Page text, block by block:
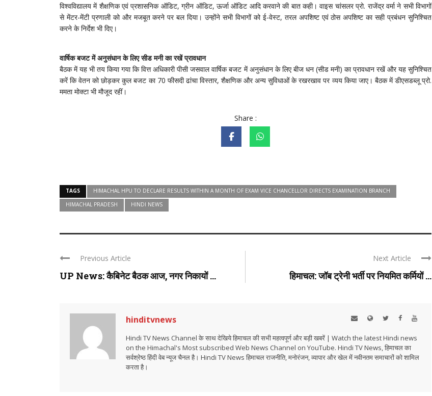
विश्वविद्यालय में शैक्षणिक एवं प्रशासनिक ऑडिट, ग्रीन ऑडिट, ऊर्जा ऑडिट आदि करवाने की बात कही। वाइस चांसलर प्रो. राजेंद्र वर्मा ने सभी विभागों
से मेंटर-मेंटी प्रणाली को और मजबूत करने पर बल दिया। उन्होंने सभी विभागों को ई-वेस्ट, तरल अपशिष्ट एवं ठोस अपशिष्ट का सही प्रबंधन सुनिश्चित
करने के निर्देश भी दिए।
वार्षिक बजट में अनुसंधान के लिए सीड मनी का रखें प्रावधान
बैठक में यह भी तय किया गया कि वित्त अधिकारी पीसी जसवाल वार्षिक बजट में अनुसंधान के लिए बीज धन (सीड मनी) का प्रावधान रखें और यह सुनिश्चित
करें कि वेतन को छोड़कर कुल बजट का 70 फीसदी ढांचा विस्तार, शैक्षणिक और अन्य सुविधाओं के रखरखाव पर व्यय किया जाए। बैठक में डीएसडब्लू प्रो.
ममता मोक्टा भी मौजूद रहीं।
Share :
TAGS
HIMACHAL HPU TO DECLARE RESULTS WITHIN A MONTH OF EXAM VICE CHANCELLOR DIRECTS EXAMINATION BRANCH
HIMACHAL PRADESH
HINDI NEWS
Previous Article
UP News: कैबिनेट बैठक आज, नगर निकायों ...
Next Article
हिमाचल: जॉब ट्रेनी भर्ती पर नियमित कर्मियों ...
hinditvnews
Hindi TV News Channel के साथ देखिये हिमाचल की सभी महत्वपूर्ण और बड़ी खबरें | Watch the latest Hindi news
on the Himachal's Most subscribed Web News Channel on YouTube. Hindi TV News, हिमाचल का
सर्वश्रेष्ठ हिंदी वेब न्यूज चैनल है। Hindi TV News हिमाचल राजनीति, मनोरंजन, व्यापार और खेल में नवीनतम समाचारों को शामिल
करता है।